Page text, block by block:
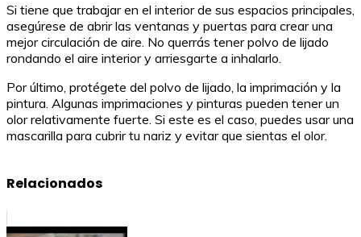
Si tiene que trabajar en el interior de sus espacios principales,
asegúrese de abrir las ventanas y puertas para crear una
mejor circulación de aire. No querrás tener polvo de lijado
rondando el aire interior y arriesgarte a inhalarlo.
Por último, protégete del polvo de lijado, la imprimación y la
pintura. Algunas imprimaciones y pinturas pueden tener un
olor relativamente fuerte. Si este es el caso, puedes usar una
mascarilla para cubrir tu nariz y evitar que sientas el olor.
Relacionados